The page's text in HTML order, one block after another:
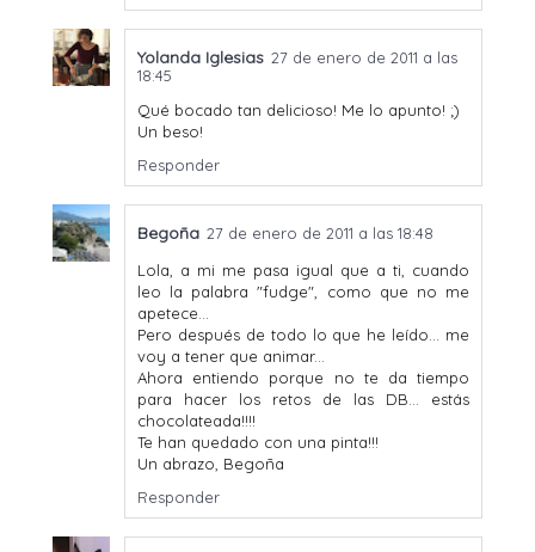
Yolanda Iglesias 27 de enero de 2011 a las
18:45
Qué bocado tan delicioso! Me lo apunto! ;)
Un beso!
Responder
Begoña 27 de enero de 2011 a las 18:48
Lola, a mi me pasa igual que a ti, cuando
leo la palabra "fudge", como que no me
apetece...
Pero después de todo lo que he leído... me
voy a tener que animar...
Ahora entiendo porque no te da tiempo
para hacer los retos de las DB... estás
chocolateada!!!!
Te han quedado con una pinta!!!
Un abrazo, Begoña
Responder